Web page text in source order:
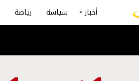
أخبار سياسة رياضة